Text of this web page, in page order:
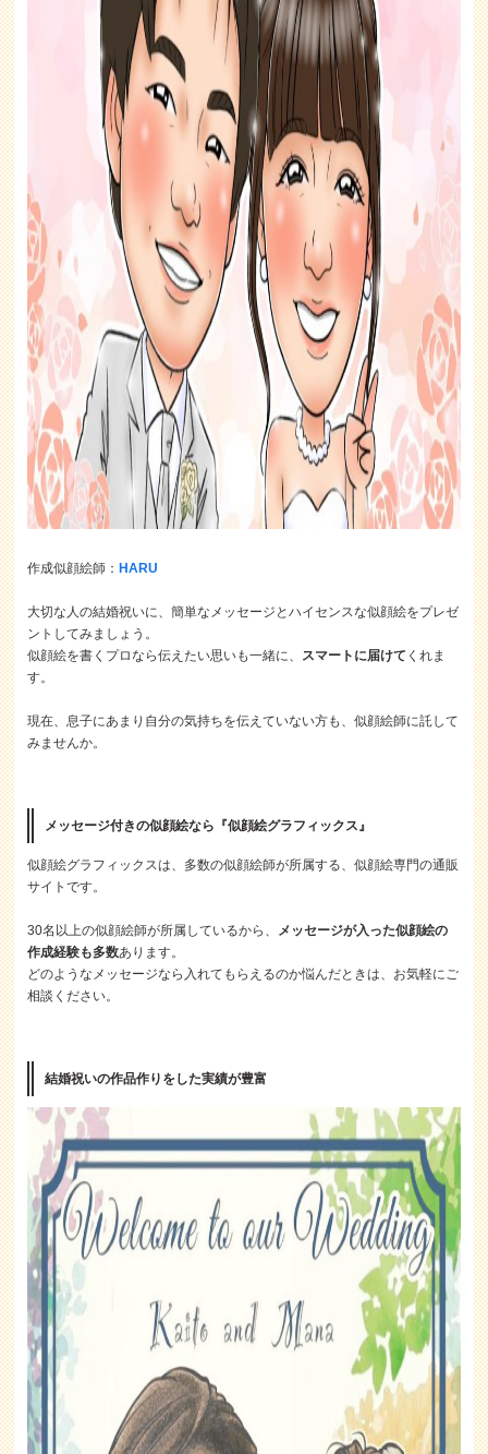
作成似顔絵師： HARU
大切な人の結婚祝いに、簡単なメッセージとハイセンスな似顔絵をプレゼ
ントしてみましょう。
似顔絵を書くプロなら伝えたい思いも一緒に、 スマートに届けて くれま
す。
現在、息子にあまり自分の気持ちを伝えていない方も、似顔絵師に託して
みませんか。
メッセージ付きの似顔絵なら『似顔絵グラフィックス』
似顔絵グラフィックスは、多数の似顔絵師が所属する、似顔絵専門の通販
サイトです。
30名以上の似顔絵師が所属しているから、 メッセージが入った似顔絵の
作成経験も多数あります。
どのようなメッセージなら入れてもらえるのか悩んだときは、お気軽にご
相談ください。
結婚祝いの作品作りをした実績が豊富